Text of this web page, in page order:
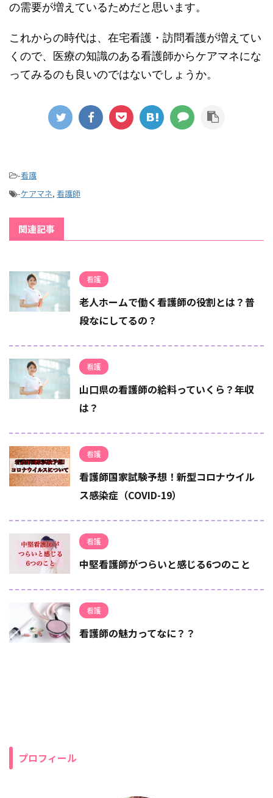
の需要が増えているためだと思います。
これからの時代は、在宅看護・訪問看護が増えてい
くので、医療の知識のある看護師からケアマネにな
ってみるのも良いのではないでしょうか。
-看護
-ケアマネ, 看護師
関連記事
看護
老人ホームで働く看護師の役割とは？普
段なにしてるの？
看護
山口県の看護師の給料っていくら？年収
は？
看護
看護師国家試験予想！新型コロナウイル
ス感染症（COVID-19）
看護
中堅看護師がつらいと感じる6つのこと
看護
看護師の魅力ってなに？？
プロフィール